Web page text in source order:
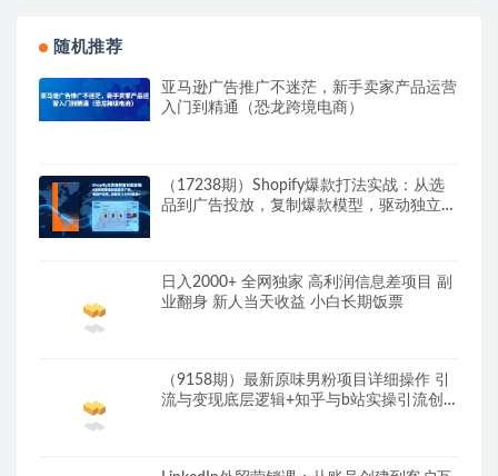
随机推荐
亚马逊广告推广不迷茫，新手卖家产品运营
入门到精通（恐龙跨境电商）
（17238期）Shopify爆款打法实战：从选
品到广告投放，复制爆款模型，驱动独立站
日入2000+ 全网独家 高利润信息差项目 副
业翻身 新人当天收益 小白长期饭票
（9158期）最新原味男粉项目详细操作 引
流与变现底层逻辑+知乎与b站实操引流创新